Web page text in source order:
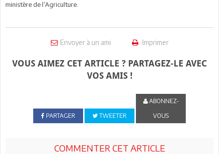
ministère de l’Agriculture.
Envoyer à un ami Imprimer
VOUS AIMEZ CET ARTICLE ? PARTAGEZ-LE AVEC
VOS AMIS !
PARTAGER TWEETER
ABONNEZ-
VOUS
COMMENTER CET ARTICLE